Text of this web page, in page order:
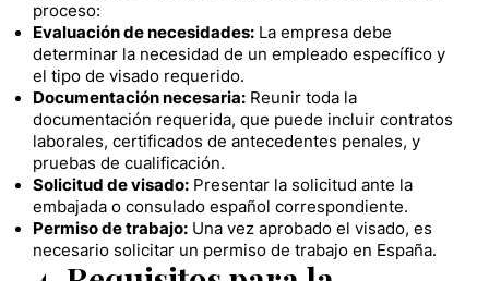
proceso:
Evaluación de necesidades: La empresa debe
determinar la necesidad de un empleado específico y
el tipo de visado requerido.
Documentación necesaria: Reunir toda la
documentación requerida, que puede incluir contratos
laborales, certificados de antecedentes penales, y
pruebas de cualificación.
Solicitud de visado: Presentar la solicitud ante la
embajada o consulado español correspondiente.
Permiso de trabajo: Una vez aprobado el visado, es
necesario solicitar un permiso de trabajo en España.